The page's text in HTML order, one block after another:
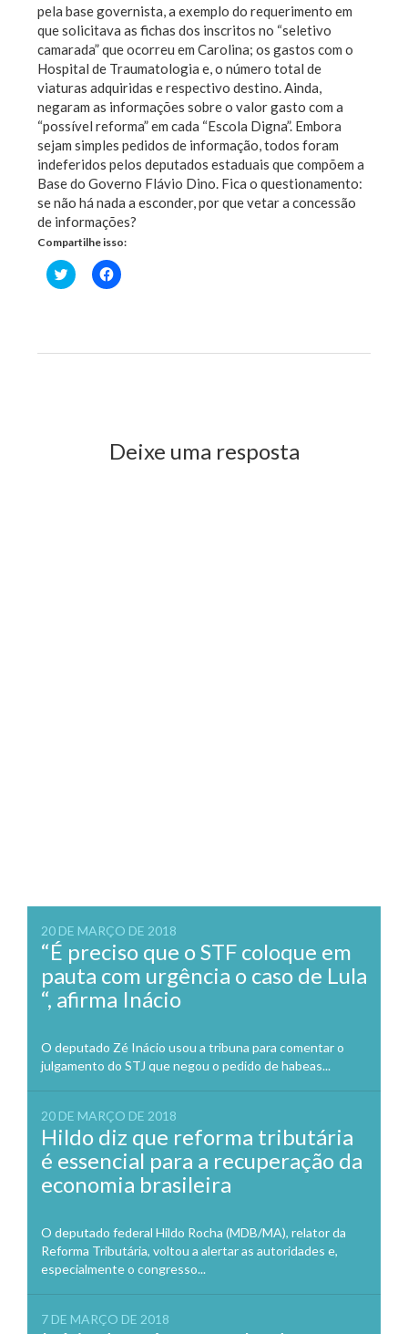
pela base governista, a exemplo do requerimento em
que solicitava as fichas dos inscritos no “seletivo
camarada” que ocorreu em Carolina; os gastos com o
Hospital de Traumatologia e, o número total de
viaturas adquiridas e respectivo destino. Ainda,
negaram as informações sobre o valor gasto com a
“possível reforma” em cada “Escola Digna”. Embora
sejam simples pedidos de informação, todos foram
indeferidos pelos deputados estaduais que compõem a
Base do Governo Flávio Dino. Fica o questionamento:
se não há nada a esconder, por que vetar a concessão
de informações?
Compartilhe isso:
Clique
para
janela)
Clique
para
janela)
Deixe uma resposta
20 DE MARÇO DE 2018
“É preciso que o STF coloque em
pauta com urgência o caso de Lula
“, afirma Inácio
O deputado Zé Inácio usou a tribuna para comentar o
julgamento do STJ que negou o pedido de habeas...
20 DE MARÇO DE 2018
Hildo diz que reforma tributária
é essencial para a recuperação da
economia brasileira
O deputado federal Hildo Rocha (MDB/MA), relator da
Reforma Tributária, voltou a alertar as autoridades e,
especialmente o congresso...
7 DE MARÇO DE 2018